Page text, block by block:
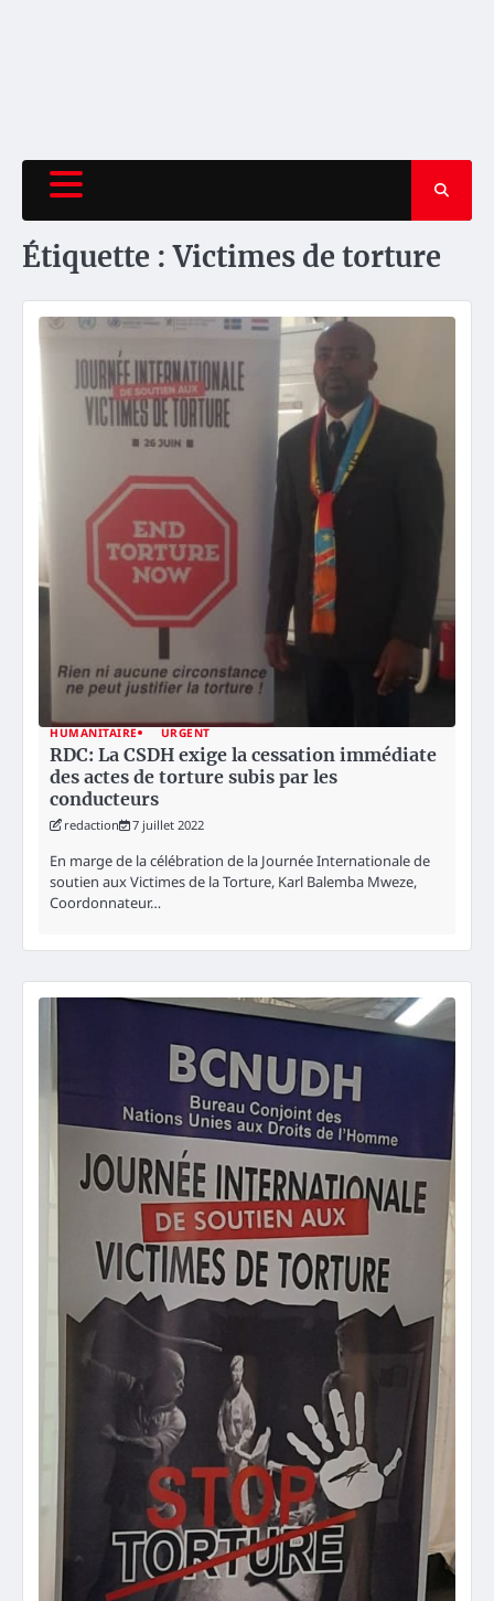
Étiquette :Victimes de torture
HUMANITAIRE URGENT
RDC: La CSDH exige la cessation immédiate
des actes de torture subis par les
conducteurs
redaction 7 juillet 2022
En marge de la célébration de la Journée Internationale de
soutien aux Victimes de la Torture, Karl Balemba Mweze,
Coordonnateur…